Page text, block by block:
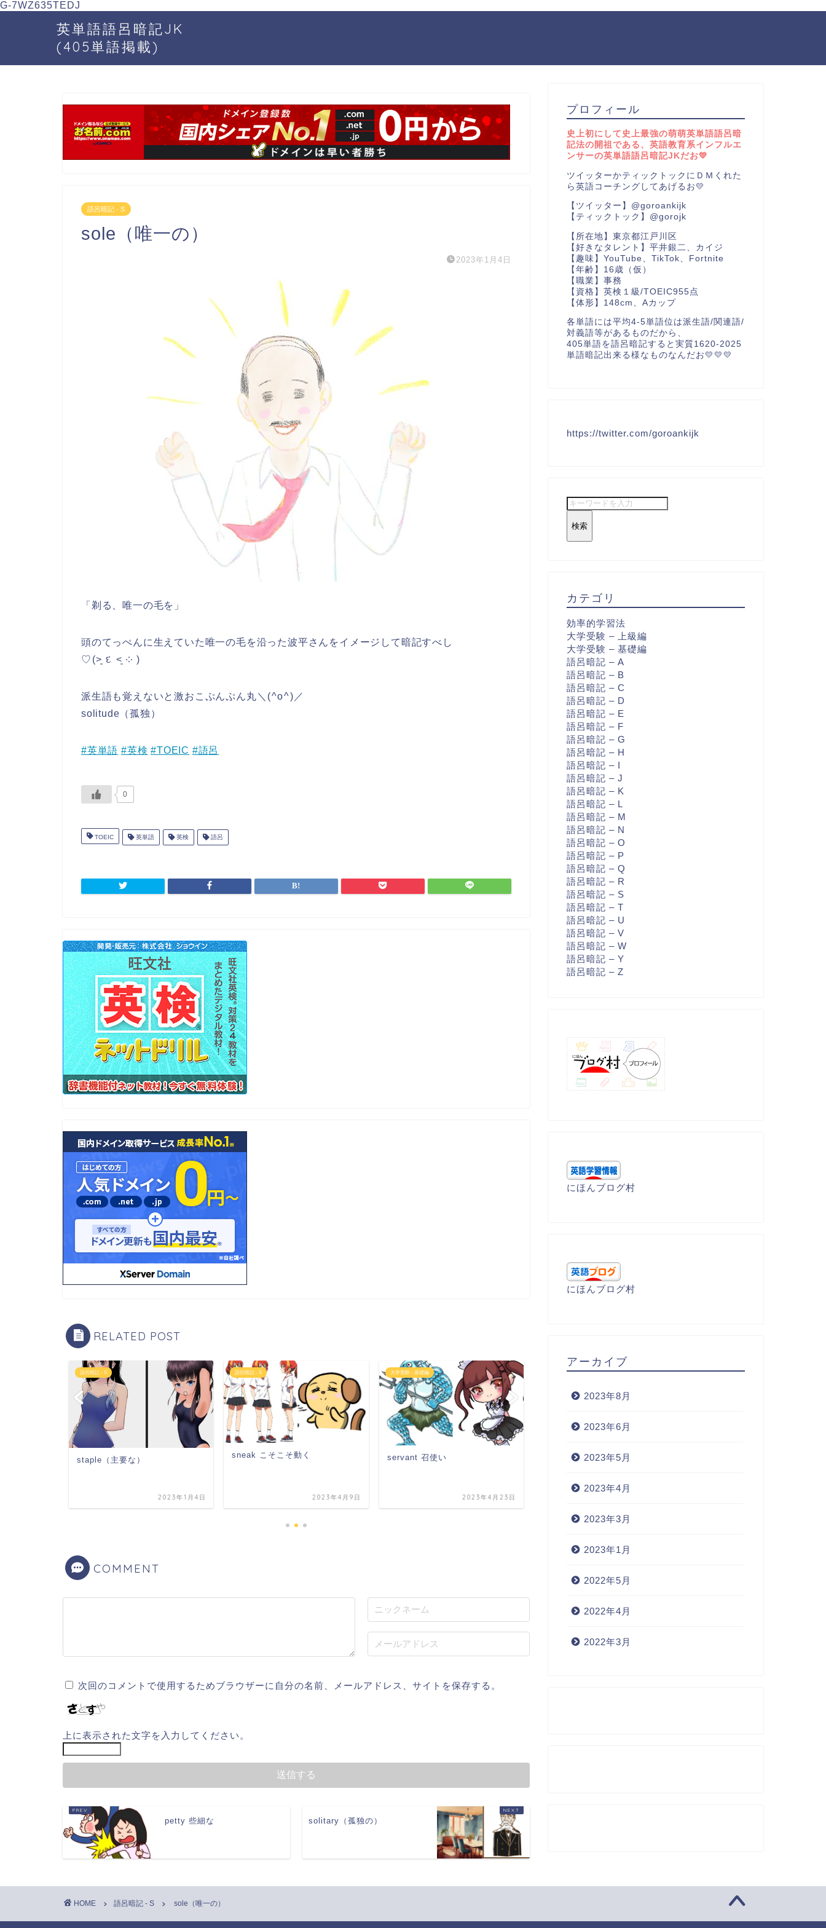
G-7WZ635TEDJ
英単語語呂暗記JK
(405単語掲載)
語呂暗記 - S
sole（唯一の）
2023年1月4日
「剃る、唯一の毛を」
頭のてっぺんに生えていた唯一の毛を沿った波平さんをイメージして暗記すべし
♡⁠(⁠˃͈⁠ ⁠દ⁠ ⁠˂͈⁠ ⁠༶⁠ ⁠)
派生語も覚えないと激おこぷんぷん丸＼⁠(⁠^⁠o⁠^⁠)⁠／
solitude（孤独）
#英単語 #英検 #TOEIC #語呂
0
TOEIC 英単語 英検 語呂
RELATED POST
語呂暗記 - S
staple（主要な）
2023年1月4日
語呂暗記 - S
sneak こそこそ動く
2023年4月9日
大学受験 - 基礎編
servant 召使い
2023年4月23日
語呂暗記 - S
staple（主要な）
語呂暗記 - S
COMMENT
次回のコメントで使用するためブラウザーに自分の名前、メールアドレス、サイトを保存する。
上に表示された文字を入力してください。
petty 些細な solitary（孤独の）
プロフィール
史上初にして史上最強の萌萌英単語語呂暗
記法の開祖である、英語教育系インフルエ
ンサーの英単語語呂暗記JKだお💛
ツイッターかティックトックにＤＭくれた
ら英語コーチングしてあげるお💛
【ツイッター】@goroankijk
【ティックトック】@gorojk
【所在地】東京都江戸川区
【好きなタレント】平井銀二、カイジ
【趣味】YouTube、TikTok、Fortnite
【年齢】16歳（仮）
【職業】事務
【資格】英検１級/TOEIC955点
【体形】148cm、Aカップ
各単語には平均4-5単語位は派生語/関連語/
対義語等があるものだから、
405単語を語呂暗記すると実質1620-2025
単語暗記出来る様なものなんだお💛💛💛
https://twitter.com/goroankijk
検索
カテゴリ
効率的学習法
大学受験 – 上級編
大学受験 – 基礎編
語呂暗記 – A
語呂暗記 – B
語呂暗記 – C
語呂暗記 – D
語呂暗記 – E
語呂暗記 – F
語呂暗記 – G
語呂暗記 – H
語呂暗記 – I
語呂暗記 – J
語呂暗記 – K
語呂暗記 – L
語呂暗記 – M
語呂暗記 – N
語呂暗記 – O
語呂暗記 – P
語呂暗記 – Q
語呂暗記 – R
語呂暗記 – S
語呂暗記 – T
語呂暗記 – U
語呂暗記 – V
語呂暗記 – W
語呂暗記 – Y
語呂暗記 – Z
にほんブログ村
にほんブログ村
アーカイブ
2023年8月
2023年6月
2023年5月
2023年4月
2023年3月
2023年1月
2022年5月
2022年4月
2022年3月
HOME 語呂暗記 - S sole（唯一の）